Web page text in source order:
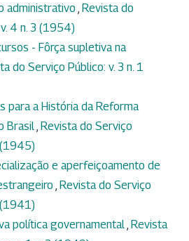
administrativo Revista do
4 n. 3 (1954)
- Fôrça supletiva na
do Serviço Público: v. 3 n. 1
para a História da Reforma
Brasil Revista do Serviço
(1945)
e aperfeiçoamento de
Revista do Serviço
(1941)
política governamental Revista